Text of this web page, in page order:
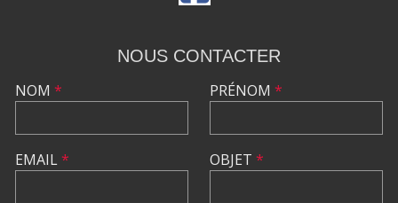
NOUS CONTACTER
NOM *
EMAIL*
PRÉNOM *
OBJET *